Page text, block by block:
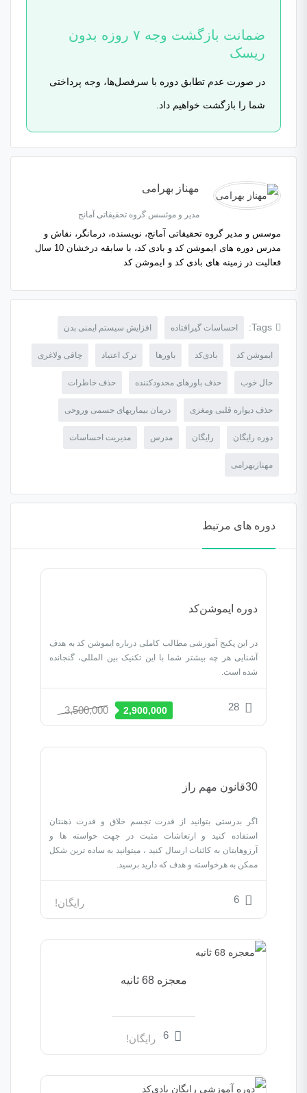
ضمانت بازگشت وجه ۷ روزه بدون
ریسک
در صورت عدم تطابق دوره با سرفصل‌ها، وجه پرداختی
شما را بازگشت خواهیم داد.
مهناز بهرامی
مدیر و موئسس گروه تحقیقاتی آمانج
موسس و مدیر گروه تحقیقاتی آمانج، نویسندە، درمانگر، نقاش و
مدرس دوره های ایموشن کد و بادی کد، با سابقه درخشان 10 سال
فعالیت در زمینه های بادی کد و ایموشن کد
Tags: احساسات گیرافتاده افزایش سیستم ایمنی بدن
ایموشن کد بادی‌کد باورها ترک اعتیاد چاقی ولاغری
حال خوب حذف باورهای محدودکننده حذف خاطرات
حذف دیواره قلبی ومغزی درمان بیماریهای جسمی وروحی
دوره رایگان رایگان مدرس مدیریت احساسات
مهنازبهرامی
دوره های مرتبط
دوره ایموشن‌کد
در این پکیج آموزشی مطالب کاملی درباره ایموشن کد به هدف
آشنایی هر چه بیشتر شما با این تکنیک بین المللی، گنجانده
شده است.
28
3,500,000 2,900,000
30قانون مهم راز
اگر بدرستی بتوانید از قدرت تجسم خلاق و قدرت ذهنتان
استفاده کنید و ارتعاشات مثبت در جهت خواسته ها و
آرزوهایتان به کائنات ارسال کنید ، میتوانید به ساده ترین شکل
ممکن به هرخواسته و هدف که دارید برسید.
6 رایگان!
معجزه 68 ثانیه
6 رایگان!